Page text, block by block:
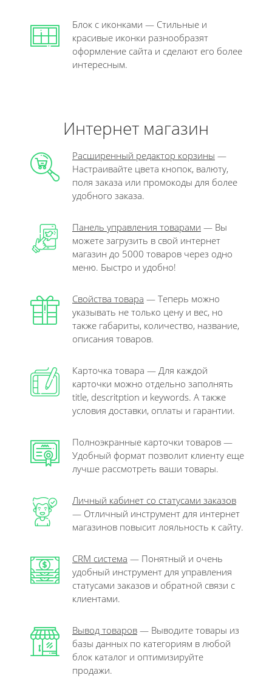
Блок с иконками — Стильные и
красивые иконки разнообразят
оформление сайта и сделают его более
интересным.
Интернет магазин
Расширенный редактор корзины —
Настраивайте цвета кнопок, валюту,
поля заказа или промокоды для более
удобного заказа.
Панель управления товарами — Вы
можете загрузить в свой интернет
магазин до 5000 товаров через одно
меню. Быстро и удобно!
Свойства товара — Теперь можно
указывать не только цену и вес, но
также габариты, количество, название,
описания товаров.
Карточка товара — Для каждой
карточки можно отдельно заполнять
title, descritption и keywords. А также
условия доставки, оплаты и гарантии.
Полноэкранные карточки товаров —
Удобный формат позволит клиенту еще
лучше рассмотреть ваши товары.
Личный кабинет со статусами заказов
— Отличный инструмент для интернет
магазинов повысит лояльность к сайту.
CRM система — Понятный и очень
удобный инструмент для управления
статусами заказов и обратной связи с
клиентами.
Вывод товаров — Выводите товары из
базы данных по категориям в любой
блок каталог и оптимизируйте
продажи.